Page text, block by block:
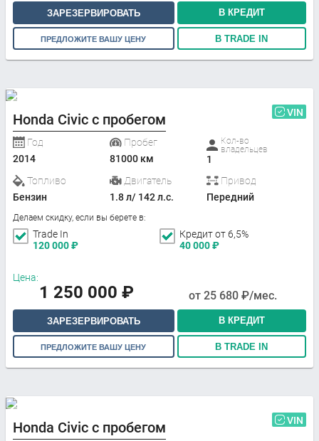
ЗАРЕЗЕРВИРОВАТЬ В КРЕДИТ
ПРЕДЛОЖИТЕ ВАШУ ЦЕНУ В TRADE IN
Honda Civic с пробегом VIN
Год
2014
Пробег
81000 км
Кол-во
владельцев
1
Топливо
Бензин
Двигатель
1.8 л/ 142 л.с.
Привод
Передний
Делаем скидку, если вы берете в:
Trade In
120 000₽
Кредит от 6,5%
40 000₽
Цена:
1 250 000 ₽ от 25 680 ₽/мес.
ЗАРЕЗЕРВИРОВАТЬ В КРЕДИТ
ПРЕДЛОЖИТЕ ВАШУ ЦЕНУ В TRADE IN
Honda Civic с пробегом VIN